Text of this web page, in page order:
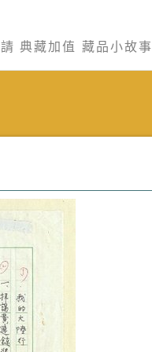
典藏加值 藏品小故事